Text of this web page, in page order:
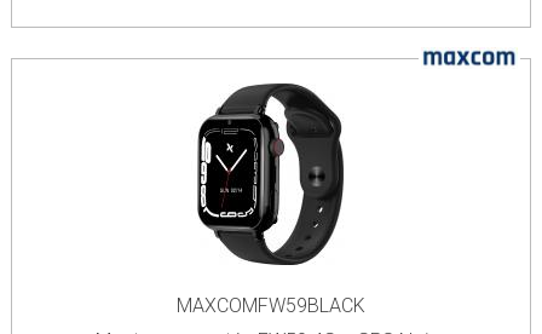
MAXCOMFW59BLACK